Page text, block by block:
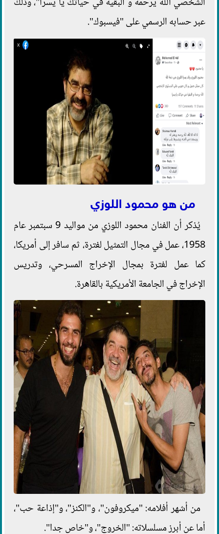
عبر حسابه الرسمي على "فيسبوك".
من هو محمود اللوزي
يُذكر أن الفنان محمود اللوزي من مواليد 9 سبتمبر عام
1958، عمل في مجال التمثيل لفترة، ثم سافر إلى أمريكا،
كما عمل لفترة بمجال الإخراج المسرحي، وتدريس
الإخراج في الجامعة الأمريكية بالقاهرة.
من أشهر أفلامه: "ميكروفون"، و"الكنز"، و"إذاعة حب"،
أما عن أبرز مسلسلاته: "الخروج"، و"خاص جدا".